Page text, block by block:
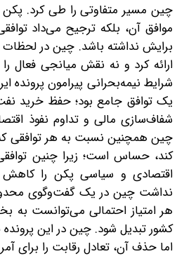
چین مسیر متفاوتی را طی کرد. پکن
موافق آن، بلکه ترجیح می‌داد
برایش نداشته باشد. چین در
ارائه کرد و نه نقش میانجی فعال
شرایط نیمه‌بحرانی پیرامون پرونده
یک توافق جامع بود؛ حفظ خرید
شفاف‌سازی مالی‌ و تداوم نفوذ
چین همچنین نسبت به هر توافقی که
کند، حساس است؛ زیرا چنین
اقتصادی و سیاسی پکن را کاهش
نداشت چین در یک گفت‌وگوی محدود
هر امتیاز احتمالی می‌توانست به
کشور تبدیل شود. چین در این پرونده
اما حذف آن، تعادل رقابت را برای